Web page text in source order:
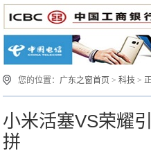
您的位置： 广东之窗首页 >科技 >
小米活塞VS荣耀
拼